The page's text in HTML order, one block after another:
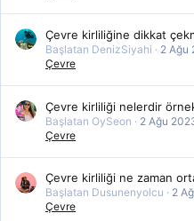
Çevre kirliliğine dikkat
Başlatan DenizSiyahi 2 Ağu
Çevre
Çevre kirliliği nelerdir
Başlatan OySeon 2 Ağu
Çevre
Çevre kirliliği ne zaman
Başlatan Dusunenyolcu 2
Çevre